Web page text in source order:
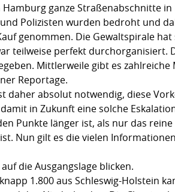
ganze Straßenabschnitte in
Polizisten wurden bedroht und
genommen. Die Gewaltspirale
teilweise perfekt durchorganisiert.
Mittlerweile gibt es zahlreiche
Reportage.
daher absolut notwendig, diese
in Zukunft eine solche
Punkte länger ist, als nur das
Nun gilt es die vielen
die Ausgangslage blicken.
1.800 aus Schleswig-Holstein